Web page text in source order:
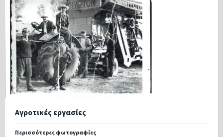
Αγροτικές εργασίες
Περισσότερες φωτογραφίες